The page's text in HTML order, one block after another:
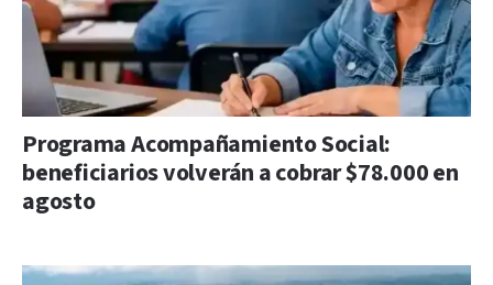
Programa Acompañamiento Social:
beneficiarios volverán a cobrar $78.000 en
agosto